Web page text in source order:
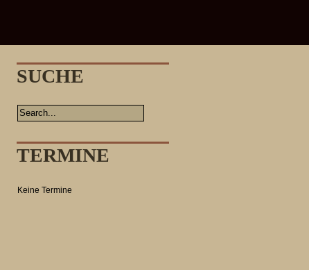
SUCHE
TERMINE
Keine Termine